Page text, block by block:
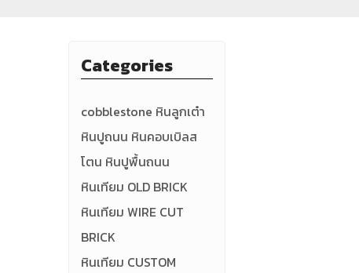
Categories
cobblestone หินลูกเต๋า
หินปูถนน หินคอบเบิลส
โตน หินปูพื้นถนน
หินเทียม OLD BRICK
หินเทียม WIRE CUT
BRICK
หินเทียม CUSTOM